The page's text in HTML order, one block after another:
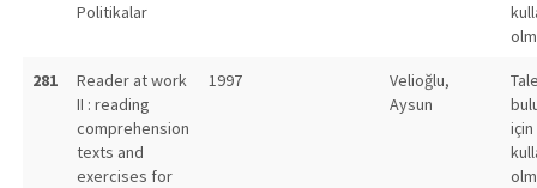
Politikalar
281
Reader at work
II : reading
comprehension
texts and
exercises for
1997
Velioğlu,
Aysun
için